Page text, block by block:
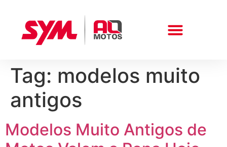
Tag: modelos muito
antigos
Modelos Muito Antigos de